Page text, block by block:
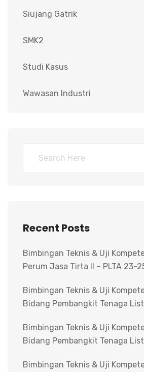
Siujang Gatrik
SMK2
Studi Kasus
Wawasan Industri
Recent Posts
Bimbingan Teknis & Uji
Perum Jasa Tirta II – PLTA 23-
Bimbingan Teknis & Uji
Bidang Pembangkit Tenaga
Bimbingan Teknis & Uji
Bidang Pembangkit Tenaga
Bimbingan Teknis & Uji